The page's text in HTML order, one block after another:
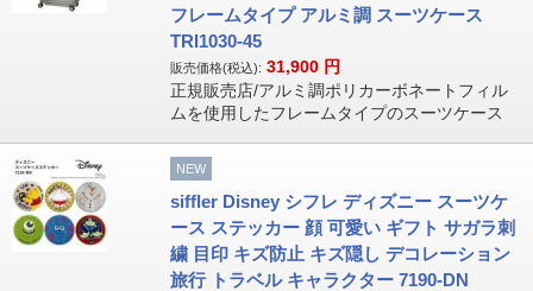
フレームタイプ アルミ調 スーツケース
TRI1030-45
販売価格(税込): 31,900 円
正規販売店/アルミ調ポリカーボネートフィル
ムを使用したフレームタイプのスーツケース
NEW
siffler Disney シフレ ディズニー スーツケ
ース ステッカー 顔 可愛い ギフト サガラ刺
繍 目印 キズ防止 キズ隠し デコレーション
旅行 トラベル キャラクター 7190-DN